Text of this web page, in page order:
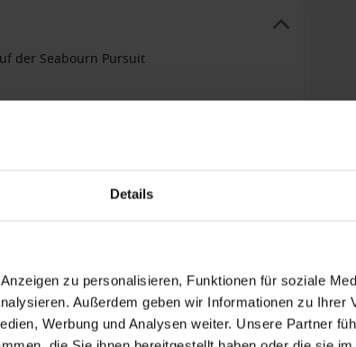
Details
zu personalisieren, Funktionen für soziale
Außerdem geben wir Informationen zu Ihrer
Werbung und Analysen weiter. Unsere Partner
der Seabourn Pursuit
+ All-inclusive hinzufügen